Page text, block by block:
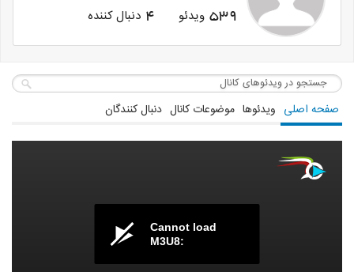
539 ویدئو 4 دنبال کننده
صفحه اصلی ویدئوها موضوعات کانال دنبال کنندگان
Cannot load
M3U8: